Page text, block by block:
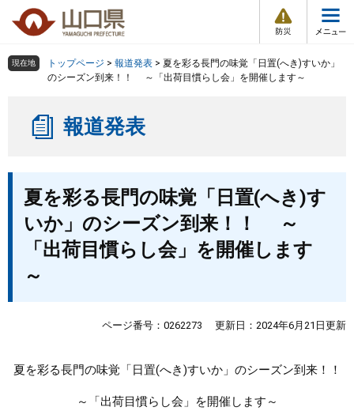
の
ー
情
報
メ
ュ
組織で探す
くらし・環境
健康・福祉
検索の仕方 組織で探す
現在地 トップページ > 報道発表 > 夏を彩る長門の味覚「日置(へき)すいか」
のシーズン到来！！ ～「出荷目慣らし会」を開催します～
報道発表
夏を彩る長門の味覚「日置(へき)す
いか」のシーズン到来！！ ～
「出荷目慣らし会」を開催します
～
ページ番号：0262273 更新日：2024年6月21日更新
夏を彩る長門の味覚「日置(へき)すいか」のシーズン到来！！
～「出荷目慣らし会」を開催します～